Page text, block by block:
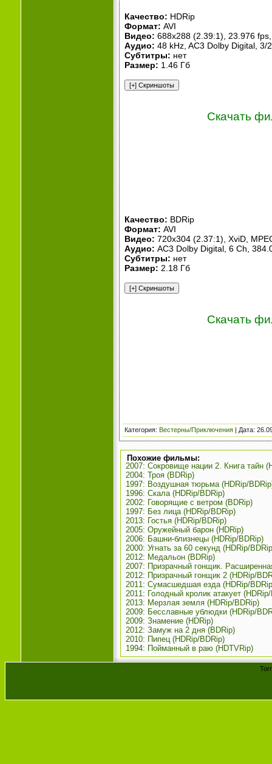
Качество: HDRip
Формат: AVI
Видео: 688x288 (2.39:1), 23.976
Аудио: 48 kHz, AC3 Dolby Digital,
Субтитры: нет
Размер: 1.46 Гб
Скачать
Качество: BDRip
Формат: AVI
Видео: 720x304 (2.37:1), XviD,
Аудио: AC3 Dolby Digital, 6 Ch,
Субтитры: нет
Размер: 2.18 Гб
Скачать
Категория: Вестерны/Приключения | Дата:
Похожие фильмы:
2007: Сокровище нации 2. Книга тайн
2004: Троя (BDRip)
1997: Воздушная тюрьма (HDRip/
1996: Скала (HDRip/BDRip)
2002: Говорящие с ветром (BDRip)
1997: Без лица (HDRip/BDRip)
2013: Гостья (HDRip/BDRip)
2005: Оружейный барон (HDRip)
2006: Башни-близнецы (HDRip/BDRip)
2000: Угнать за 60 секунд (HDRip/
2012: Медальон (BDRip)
2007: Призрачный гонщик.
2012: Призрачный гонщик 2 (HDRip/
2011: Сумасшедшая езда (HDRip/
2011: Голодный кролик атакует
2013: Мерзлая земля (HDRip/BDRip)
2009: Бесславные ублюдки (HDRip/
2009: Знамение (HDRip)
2012: Замуж на 2 дня (BDRip)
2010: Пипец (HDRip/BDRip)
1994: Пойманный в раю (HDTVRip)